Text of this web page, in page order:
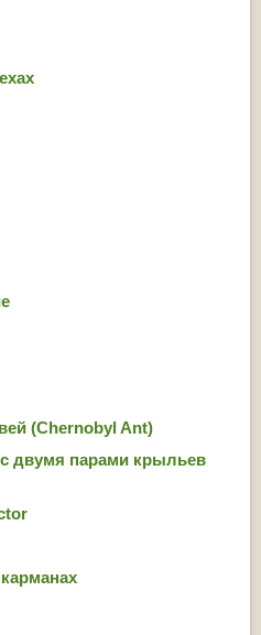
(Chernobyl Ant)
двумя парами крыльев